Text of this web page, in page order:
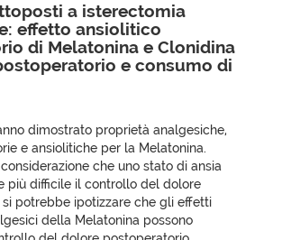
a isterectomia
effetto ansiolitico
di Melatonina e Clonidina
e consumo di
dimostrato proprietà analgesiche,
e ansiolitiche per la Melatonina.
che uno stato di ansia
più difficile il controllo del dolore
si potrebbe ipotizzare che gli effetti
della Melatonina possono